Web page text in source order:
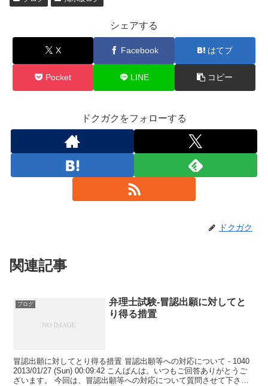
シェアする
X Facebook はてブ
Pocket LINE コピー
ドクガクをフォローする
ドクガク
関連記事
ブログ
弁理士試験-冒認出願に対してと
り得る措置
冒認出願に対してとり得る措置 冒認出願等への対応について - 1040
2013/01/27 (Sun) 00:09:42 こんばんは。いつもご回答ありがとうご
ざいます。 今回は、冒認出願等への対応について質問させて下さ